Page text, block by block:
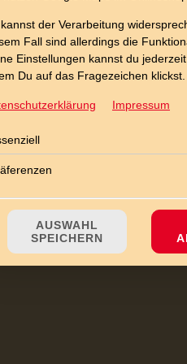
mit Hinterschinken und mit
der Verarbeitung
Fall sind allerdings die
Einstellungen kannst du
Du auf das Fragezeichen klickst.
Impressum
AUSWAHL
SPEICHERN